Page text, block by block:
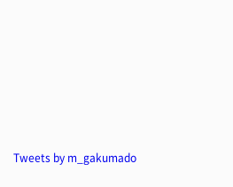
Tweets by m_gakumado